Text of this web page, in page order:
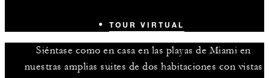
TOUR VIRTUAL
Siéntase como en casa en las playas de Miami en
nuestras amplias suites de dos habitaciones con vistas